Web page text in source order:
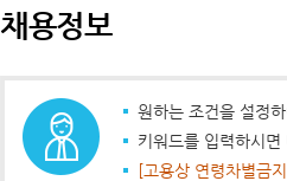
채용정보
원하는 조건을 설정
키워드를 입력하시
[고용상 연령차별금